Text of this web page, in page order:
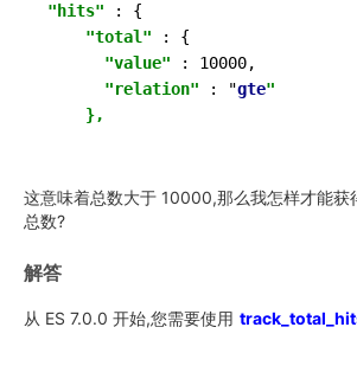
"hits" : {
"total" : {
"value" : 10000,
"relation" : "gte"
这意味着总数大于 10000,那么我怎样才能获
总数?
解答
从 ES 7.0.0 开始,您需要使用